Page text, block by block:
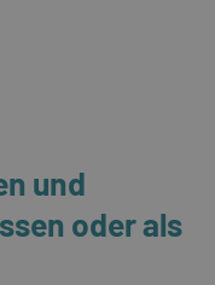
und
oder als